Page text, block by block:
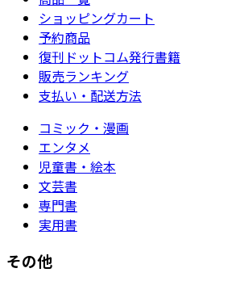
ショッピングカート
予約商品
復刊ドットコム発行書籍
販売ランキング
支払い・配送方法
コミック・漫画
エンタメ
児童書・絵本
文芸書
専門書
実用書
その他